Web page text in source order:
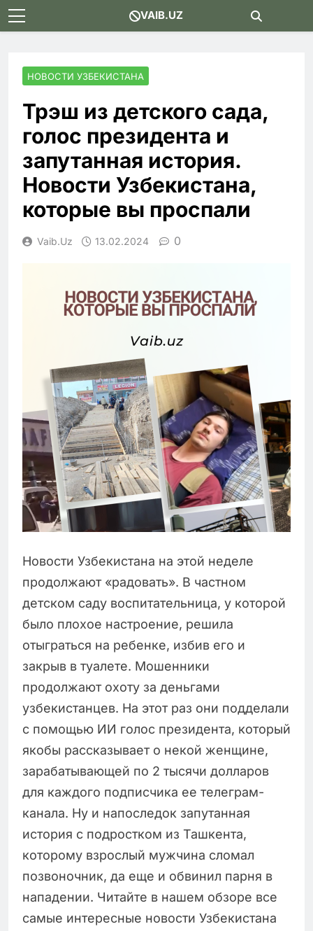
Skip
to
VAIB.UZ
НОВОСТИ УЗБЕКИСТАНА
Трэш из детского сада,
голос президента и
запутанная история.
Новости Узбекистана,
которые вы проспали
Vaib.uz 13.02.2024 0
Новости Узбекистана на этой неделе
продолжают «радовать». В частном
детском саду воспитательница, у которой
было плохое настроение, решила
отыграться на ребенке, избив его и
закрыв в туалете. Мошенники
продолжают охоту за деньгами
узбекистанцев. На этот раз они подделали
с помощью ИИ голос президента, который
якобы рассказывает о некой женщине,
зарабатывающей по 2 тысячи долларов
для каждого подписчика ее телеграм-
канала. Ну и напоследок запутанная
история с подростком из Ташкента,
которому взрослый мужчина сломал
позвоночник, да еще и обвинил парня в
нападении. Читайте в нашем обзоре все
самые интересные новости Узбекистана